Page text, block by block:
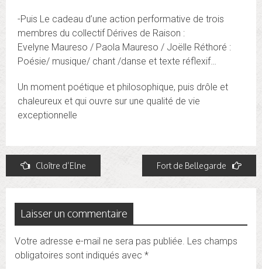
-Puis Le cadeau d’une action performative de trois
membres du collectif Dérives de Raison :
Evelyne Maureso / Paola Maureso / Joëlle Réthoré :
Poésie/ musique/ chant /danse et texte réflexif…
Un moment poétique et philosophique, puis drôle et
chaleureux et qui ouvre sur une qualité de vie
exceptionnelle
Navigation
de
Cloître d’Elne Fort de Bellegarde
Laisser un commentaire
Votre adresse e-mail ne sera pas publiée. Les champs
obligatoires sont indiqués avec *